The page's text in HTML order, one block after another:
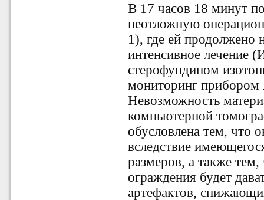
В 17 часов 18 минут
неотложную
1), где ей продолжено
интенсивное лечение
стерофундином
мониторинг прибором
Невозможность
компьютерной
обусловлена тем, что
вследствие
размеров, а также тем,
ограждения будет
артефактов,